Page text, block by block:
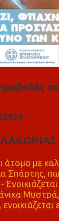
3924
ΛΑΚΩΝΙΑΣ
άτομο με
Σπάρτης,